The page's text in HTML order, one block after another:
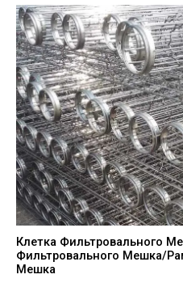
Клетка Фильтровального
Фильтровального Мешка/
Мешка